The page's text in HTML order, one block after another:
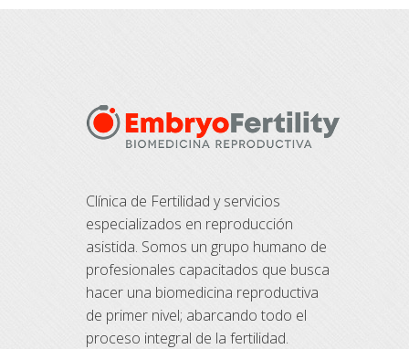
Clínica de Fertilidad y servicios
especializados en reproducción
asistida. Somos un grupo humano de
profesionales capacitados que busca
hacer una biomedicina reproductiva
de primer nivel; abarcando todo el
proceso integral de la fertilidad.